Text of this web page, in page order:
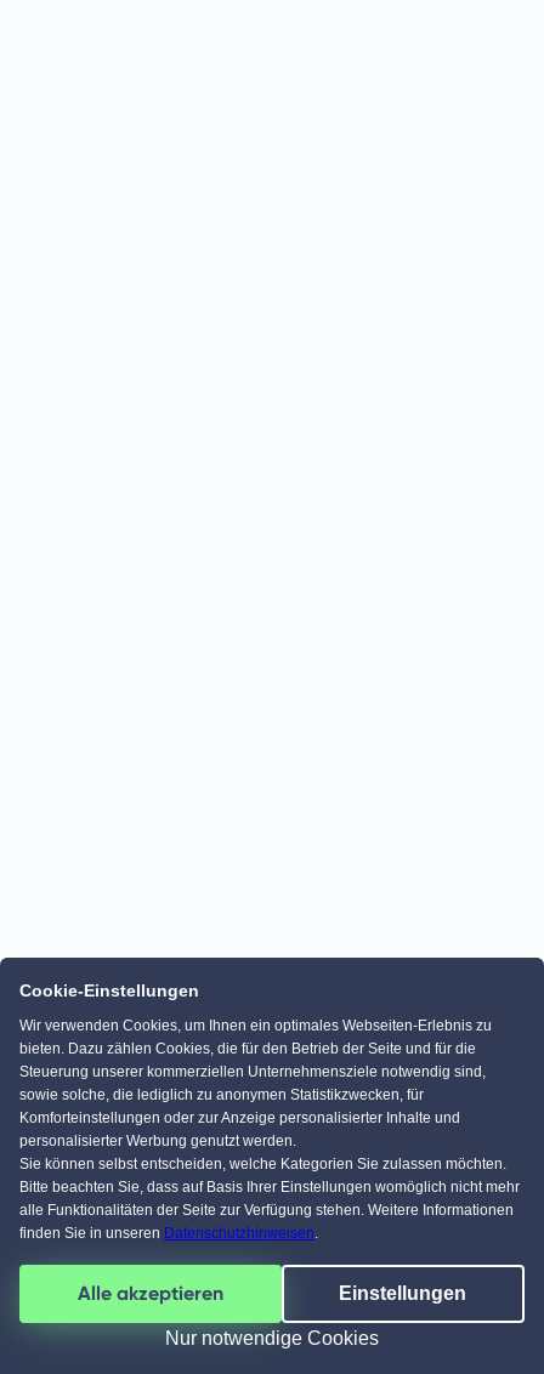
Cookie-Einstellungen
Wir verwenden Cookies, um Ihnen ein optimales Webseiten-Erlebnis zu
bieten. Dazu zählen Cookies, die für den Betrieb der Seite und für die
Steuerung unserer kommerziellen Unternehmensziele notwendig sind,
sowie solche, die lediglich zu anonymen Statistikzwecken, für
Komforteinstellungen oder zur Anzeige personalisierter Inhalte und
personalisierter Werbung genutzt werden.
Sie können selbst entscheiden, welche Kategorien Sie zulassen möchten.
Bitte beachten Sie, dass auf Basis Ihrer Einstellungen womöglich nicht mehr
alle Funktionalitäten der Seite zur Verfügung stehen. Weitere Informationen
finden Sie in unseren Datenschutzhinweisen.
Alle akzeptieren Einstellungen
Nur notwendige Cookies